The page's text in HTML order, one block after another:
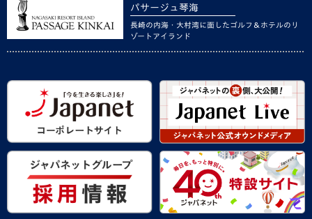
パサージュ琴海
長崎の内海・大村湾に面したゴルフ＆ホテルのリ
ゾートアイランド